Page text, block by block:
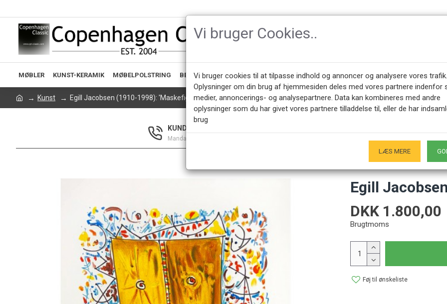
MØBLER KUNST-KERAMIK MØBELPOLSTRING BELYSNING TILBEHØR DESIGNER NYHEDER OM CPH-
Kunst Egill Jacobsen (1910-1998): 'Maskefigur'.
KUNDESERVICE +45 28491875
Mandag - Fredag 9.00 - 17.00
Egill
DKK 1.800,00
Brugtmoms
Føj til ønskeliste
Vi bruger Cookies..
Vi bruger cookies til at tilpasse indhold og annoncer og analysere vores trafik.
Oplysninger om din brug af hjemmesiden deles med vores partnere indenfor
medier, annoncerings- og analysepartnere. Data kan kombineres med andre
oplysninger som du har givet vores partnere tilladdelse til, eller de har
brug
LÆS MERE